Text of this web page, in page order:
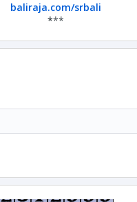
baliraja.com/srbali
***